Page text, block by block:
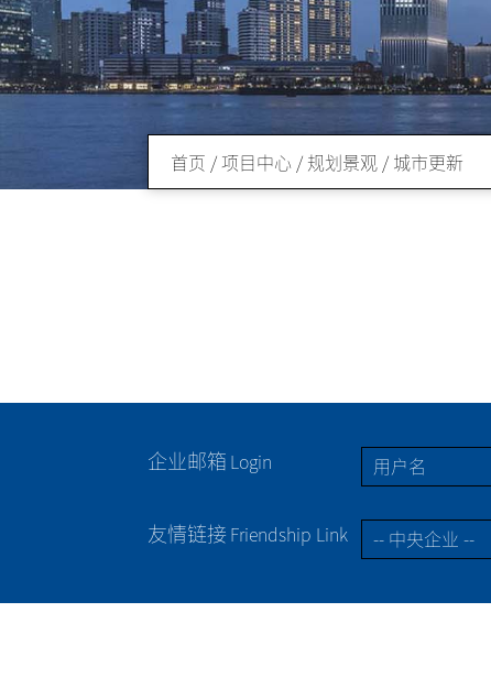
首页 / 项目中心 / 规划景观 / 城市更新
企业邮箱 Login
友情链接 Friendship Link